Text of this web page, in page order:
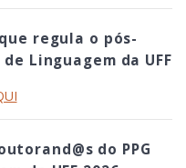
regula o pós-
Linguagem da UFF
do PPG